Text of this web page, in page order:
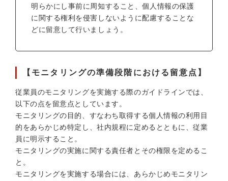
明らかにし事前に周知すること、個人情報の保護
に関する権利を侵害しないように配慮することな
どに留意して行いましょう。
【モニタリングの準備段階における留意点】
従業員のモニタリングを実施する際のガイドラインでは、
以下の点を留意点としています。
モニタリングの目的、すなわち取得する個人情報の利用目
的をあらかじめ特定し、社内規程に定めるとともに、従業
員に明示すること。
モニタリングの実施に関する責任者とその権限を定めるこ
と。
モニタリングを実施する場合には、あらかじめモニタリン